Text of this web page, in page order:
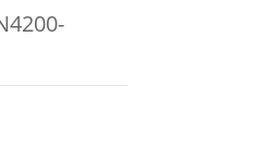
NVIS-Display